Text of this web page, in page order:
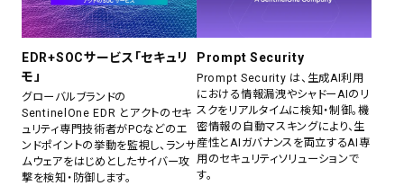
EDR+SOCサービス「セキュリ
モ」
グローバルブランドの
SentinelOne EDR とアクトのセキ
ュリティ専門技術者がPCなどのエ
ンドポイントの挙動を監視し、ランサ
ムウェアをはじめとしたサイバー攻
撃を検知・防御します。
Prompt Security
Prompt Security は、生成AI利用
における情報漏洩やシャドーAIのリ
スクをリアルタイムに検知・制御。機
密情報の自動マスキングにより、生
産性とAIガバナンスを両立するAI専
用のセキュリティソリューションで
す。